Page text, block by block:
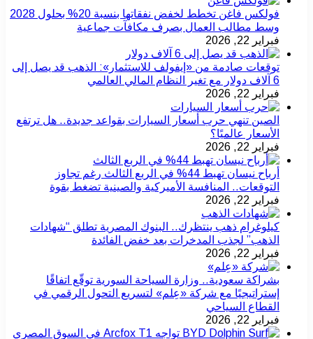
فولكس فاغن تخطط لخفض نفقاتها بنسبة 20% بحلول 2028
وسط مطالب العمال بصرف مكافآت جماعية
فبراير 22, 2026
توقعات صادمة من «إيفولف للاستثمار»: الذهب قد يصل إلى
6 آلاف دولار مع تغير النظام المالي العالمي
فبراير 22, 2026
الصين تنهي حرب أسعار السيارات بقواعد جديدة.. هل ترتفع
الأسعار عالميًا؟
فبراير 22, 2026
أرباح نيسان تهبط 44% في الربع الثالث رغم تجاوز
التوقعات.. المنافسة الأميركية والصينية تضغط بقوة
فبراير 22, 2026
كيلوغرام ذهب ينتظرك.. البنوك المصرية تطلق “شهادات
الذهب” لجذب المدخرات بعد خفض الفائدة
فبراير 22, 2026
بشراكة سعودية.. وزارة السياحة السورية توقّع اتفاقًا
إستراتيجيًا مع شركة «عِلم» لتسريع التحول الرقمي في
القطاع السياحي
فبراير 22, 2026